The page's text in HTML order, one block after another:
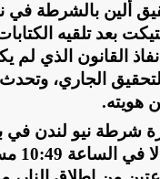
ألين بالشرطة في
بعد تلقيه
القانون الذي لم
الجاري،
هويته.
شرطة نيو لندن في
تلقت